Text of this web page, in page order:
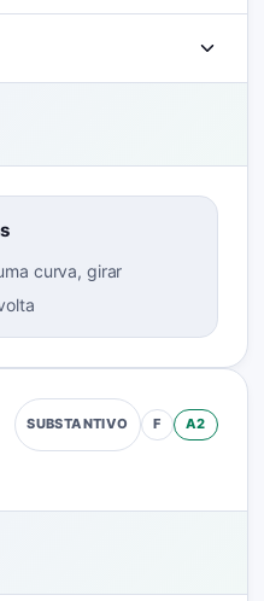
curva, girar
SUBSTANTIVO F A2